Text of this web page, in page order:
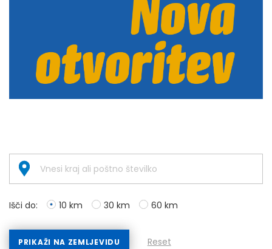
Išči do: 10 km 30 km 60 km
PRIKAŽI NA ZEMLJEVIDU Reset